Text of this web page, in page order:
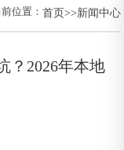
位置： 首页>>新闻中心
？2026年本地